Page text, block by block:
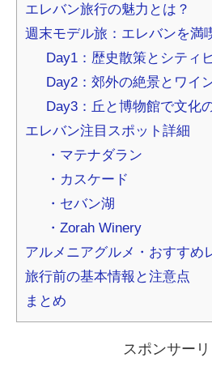
エレバン旅行の魅力とは？
週末モデル旅：エレバンを満
Day1：歴史散策とシティ
Day2：郊外の絶景とワイ
Day3：丘と博物館で文化
エレバン注目スポット詳細
・マテナダラン
・カスケード
・セバン湖
・Zorah Winery
アルメニアグルメ・おすすめ
旅行前の基本情報と注意点
まとめ
スポンサー